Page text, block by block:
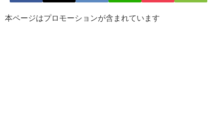
本ページはプロモーションが含まれています